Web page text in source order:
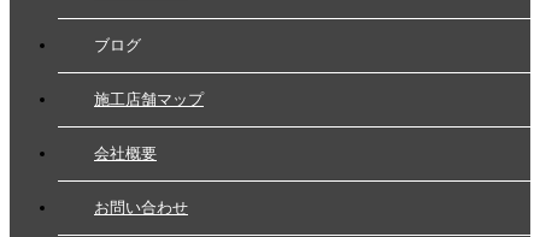
ブログ
施工店舗マップ
会社概要
お問い合わせ